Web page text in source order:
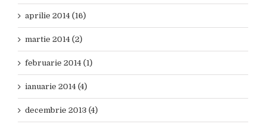
aprilie 2014 (16)
martie 2014 (2)
februarie 2014 (1)
ianuarie 2014 (4)
decembrie 2013 (4)